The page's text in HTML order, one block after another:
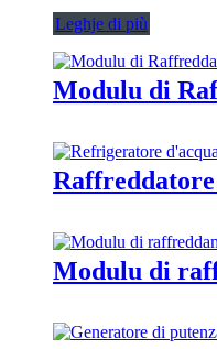
Leghje di più
Modulu di
Modulu di